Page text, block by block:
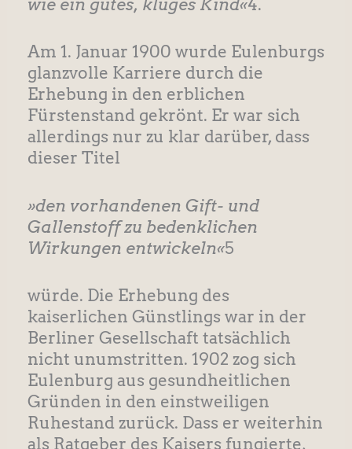
wie ein gutes, kluges Kind«4.
Am 1. Januar 1900 wurde Eulenburgs
glanzvolle Karriere durch die
Erhebung in den erblichen
Fürstenstand gekrönt. Er war sich
allerdings nur zu klar darüber, dass
dieser Titel
»den vorhandenen Gift- und
Gallenstoff zu bedenklichen
Wirkungen entwickeln«5
würde. Die Erhebung des
kaiserlichen Günstlings war in der
Berliner Gesellschaft tatsächlich
nicht unumstritten. 1902 zog sich
Eulenburg aus gesundheitlichen
Gründen in den einstweiligen
Ruhestand zurück. Dass er weiterhin
als Ratgeber des Kaisers fungierte,